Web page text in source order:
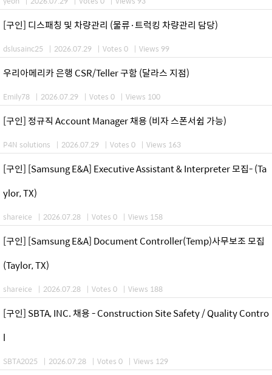
[구인] 디스패칭 및 차량관리 (물류·트럭킹 차량관리 담당)
dslusainc25 | 2026.07.29 | Votes 0 | Views 99
우리아메리카 은행 CSR/Teller 구함 (달라스 지점)
Emily78 | 2026.07.29 | Votes 0 | Views 100
[구인] 정규직 Account Manager 채용 (비자 스폰서쉽 가능)
P4N solutions | 2026.07.29 | Votes 0 | Views 163
[구인] [Samsung E&A] Executive Assistant & Interpreter 모집- (Ta
ylor, TX)
shareice | 2026.07.28 | Votes 0 | Views 158
[구인] [Samsung E&A] Document Controller(Temp)사무보조 모집
(Taylor, TX)
shareice | 2026.07.28 | Votes 0 | Views 188
[구인] SBTA, INC. 채용 - Construction Site Safety / Quality Contro
l
SBTA2025 | 2026.07.28 | Votes 0 | Views 129